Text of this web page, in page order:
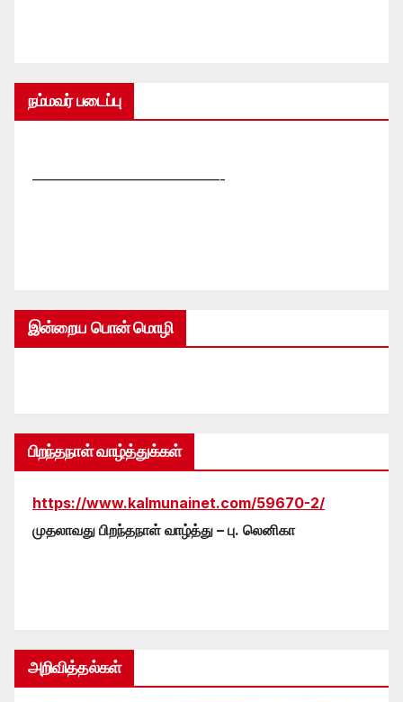
நம்மவர் படைப்பு
—————————————-
இன்றைய பொன் மொழி
பிறந்தநாள் வாழ்த்துக்கள்
https://www.kalmunainet.com/59670-2/
முதலாவது பிறந்தநாள் வாழ்த்து – பு. லெனிகா
அறிவித்தல்கள்